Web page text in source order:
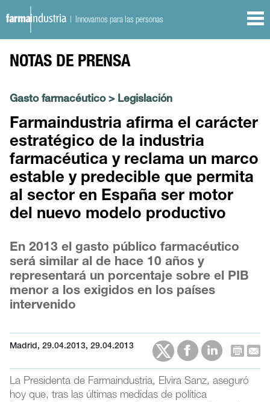
| Innovamos para las personas
NOTAS DE PRENSA
Gasto farmacéutico> Legislación
Farmaindustria afirma el carácter
estratégico de la industria
farmacéutica y reclama un marco
estable y predecible que permita
al sector en España ser motor
del nuevo modelo productivo
En 2013 el gasto público farmacéutico
será similar al de hace 10 años y
representará un porcentaje sobre el PIB
menor a los exigidos en los países
intervenido
Madrid, 29.04.2013, 29.04.2013
La Presidenta de Farmaindustria, Elvira Sanz, aseguró
hoy que, tras las últimas medidas de política